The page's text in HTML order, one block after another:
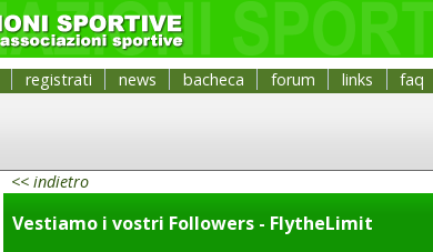
registrati news bacheca forum links faq
<< indietro
Vestiamo i vostri Followers - FlytheLimit